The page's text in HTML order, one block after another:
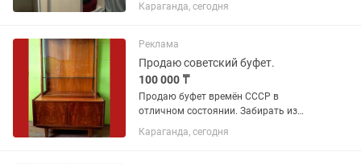
Караганда, сегодня
Реклама
Продаю советский буфет.
100 000 ₸
Продаю буфет времён СССР в
отличном состоянии. Забирать из
Майкудука, район ТД "Ануар".
Караганда, сегодня